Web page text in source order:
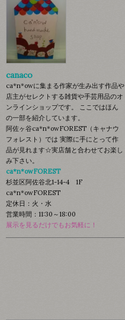
canaco
ca*n*owに集まる作家が生み出す作品や
店主がセレクトする雑貨や手芸用品のオ
ンラインショップです。 ここではほん
の一部を紹介しています。
阿佐ヶ谷ca*n*owFOREST（キャナウ
フォレスト）では 実際に手にとって作
品が見れます☆実店舗と合わせてお楽し
み下さい。
ca*n*owFOREST
杉並区阿佐谷北1-14-4 1F
ca*n*owFOREST
定休日：火・水
営業時間：11:30～18:00
展示を見るだけでもお気軽に！